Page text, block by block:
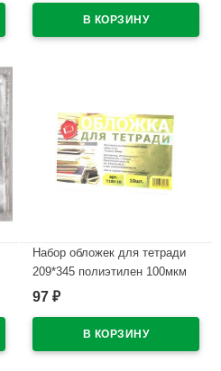
Набор обложек для тетради
209*345 полиэтилен 100мкм
10 штук в наборе арт Т100-10
97 ₽